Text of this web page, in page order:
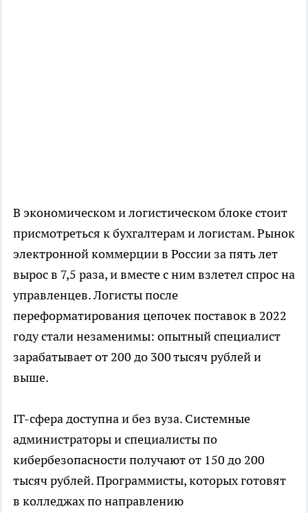
В экономическом и логистическом блоке стоит
присмотреться к бухгалтерам и логистам. Рынок
электронной коммерции в России за пять лет
вырос в 7,5 раза, и вместе с ним взлетел спрос на
управленцев. Логисты после
переформатирования цепочек поставок в 2022
году стали незаменимы: опытный специалист
зарабатывает от 200 до 300 тысяч рублей и
выше.
IT-сфера доступна и без вуза. Системные
администраторы и специалисты по
кибербезопасности получают от 150 до 200
тысяч рублей. Программисты, которых готовят
в колледжах по направлению